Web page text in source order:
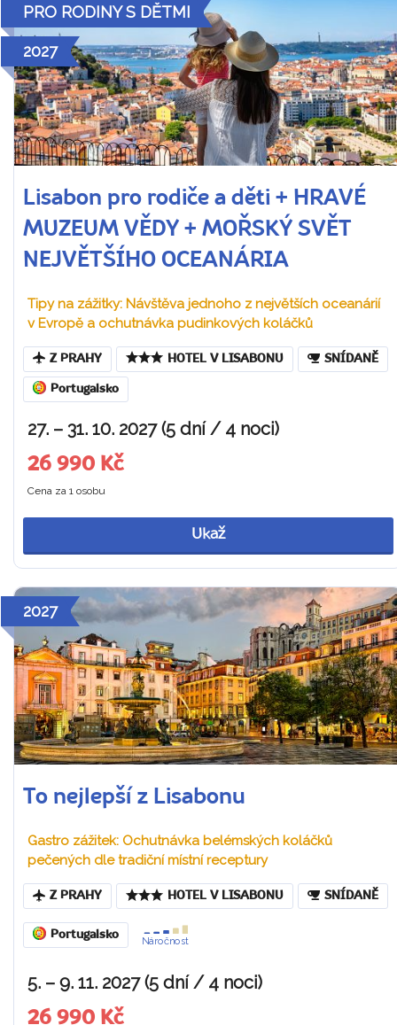
PRO RODINY S DĚTMI
2027
Lisabon pro rodiče a děti + HRAVÉ
MUZEUM VĚDY + MOŘSKÝ SVĚT
NEJVĚTŠÍHO OCEANÁRIA
Tipy na zážitky: Návštěva jednoho z největších oceanárií
v Evropě a ochutnávka pudinkových koláčků
Z PRAHY HOTEL V LISABONU SNÍDANĚ
Portugalsko
27. – 31. 10. 2027 (5 dní / 4 noci)
26 990 Kč
Cena za 1 osobu
Ukaž
2027
To nejlepší z Lisabonu
Gastro zážitek: Ochutnávka belémských koláčků
pečených dle tradiční místní receptury
Z PRAHY HOTEL V LISABONU SNÍDANĚ
Portugalsko
Náročnost
5. – 9. 11. 2027 (5 dní / 4 noci)
26 990 Kč